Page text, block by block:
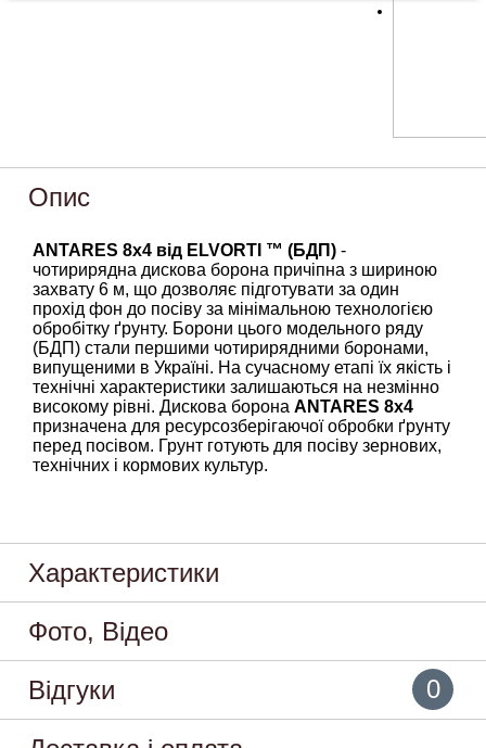
Опис
ANTARES 8х4 від ELVORTI ™ (БДП) -
чотирирядна дискова борона причіпна з шириною
захвату 6 м, що дозволяє підготувати за один
прохід фон до посіву за мінімальною технологією
обробітку ґрунту. Борони цього модельного ряду
(БДП) стали першими чотирирядними боронами,
випущеними в Україні. На сучасному етапі їх якість і
технічні характеристики залишаються на незмінно
високому рівні. Дискова борона ANTARES 8х4
призначена для ресурсозберігаючої обробки ґрунту
перед посівом. Грунт готують для посіву зернових,
технічних і кормових культур.
Характеристики
Фото, Відео
Відгуки
0